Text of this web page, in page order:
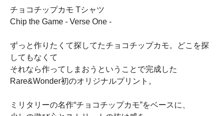
チョコチップカモ Tシャツ
Chip the Game - Verse One -
ずっと作りたくて探してたチョコチップカモ。どこを探
してもなくて
それなら作ってしまおうということで完成した
Rare&Wonder初のオリジナルプリント。
ミリタリーの名作“チョコチップカモ”をベースに、